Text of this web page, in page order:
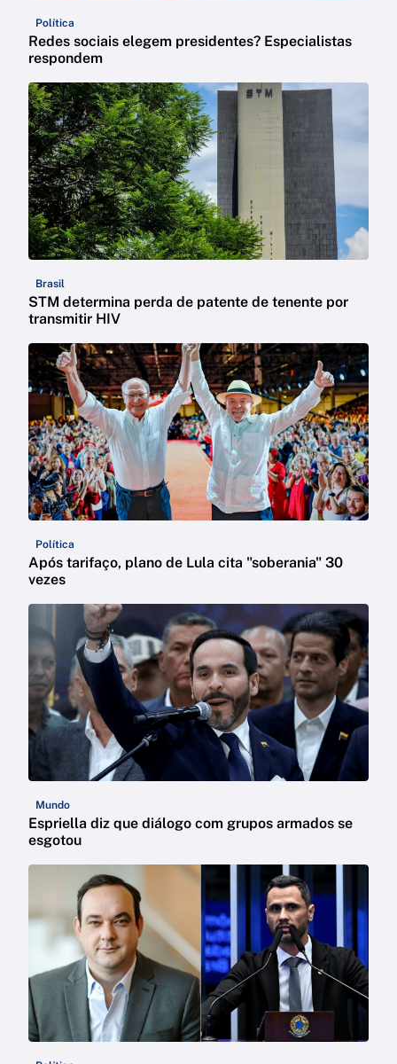
Política
Redes sociais elegem presidentes? Especialistas
respondem
Brasil
STM determina perda de patente de tenente por
transmitir HIV
Política
Após tarifaço, plano de Lula cita "soberania" 30
vezes
Mundo
Espriella diz que diálogo com grupos armados se
esgotou